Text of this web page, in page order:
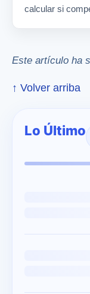
calcular si
Este artículo ha
↑ Volver arriba
Lo Último